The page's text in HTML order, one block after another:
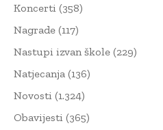
Koncerti (358)
Nagrade (117)
Nastupi izvan škole (229)
Natjecanja (136)
Novosti (1.324)
Obavijesti (365)